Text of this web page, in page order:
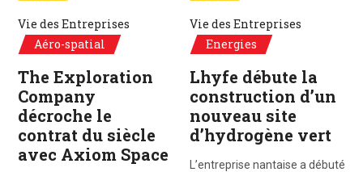
Vie des Entreprises
Aéro-spatial
The Exploration
Company
décroche le
contrat du siècle
avec Axiom Space
Vie des Entreprises
Energies
Lhyfe débute la
construction d’un
nouveau site
d’hydrogène vert
L’entreprise nantaise a débuté